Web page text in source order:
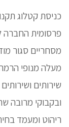
כניסת קטלוג
פרסומית החברה
מסחריים סגור
מעלה מנופי
שירותים
ובקבוקי מרובה
ריהוט ומעמד